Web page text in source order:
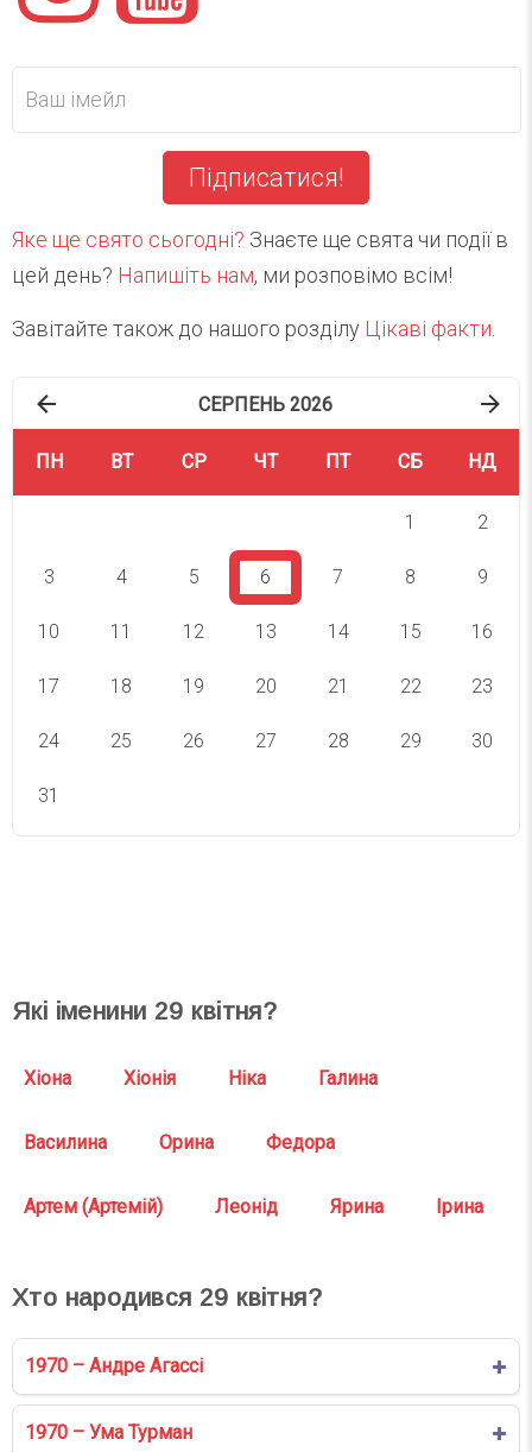
Підписатися!
Яке ще свято сьогодні? Знаєте ще свята чи події в
цей день? Напишіть нам, ми розповімо всім!
Завітайте також до нашого розділу Цікаві факти.
СЕРПЕНЬ 2026
ПН ВТ СР ЧТ ПТ СБ НД
1 2
3 4 5 6 7 8 9
10 11 12 13 14 15 16
17 18 19 20 21 22 23
24 25 26 27 28 29 30
31
Які іменини 29 квітня?
Хіона Хіонія Ніка Галина
Василина Орина Федора
Артем (Артемій) Леонід Ярина Ірина
Хто народився 29 квітня?
1970 – Андре Агассі
1970 – Ума Турман